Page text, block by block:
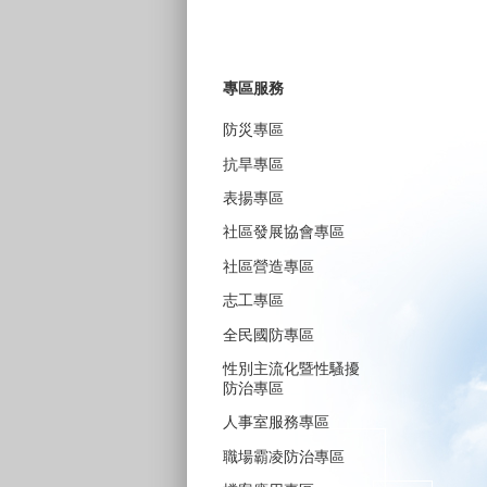
專區服務
防災專區
抗旱專區
表揚專區
社區發展協會專區
社區營造專區
志工專區
全民國防專區
性別主流化暨性騷擾
防治專區
人事室服務專區
職場霸凌防治專區